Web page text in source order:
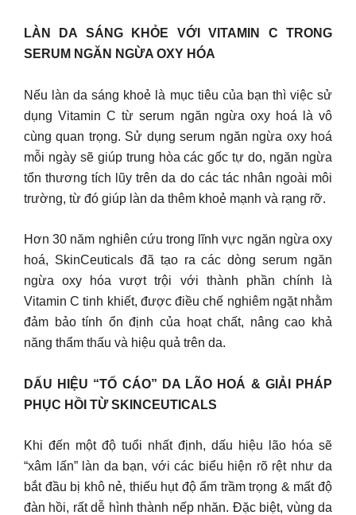
LÀN DA SÁNG KHỎE VỚI VITAMIN C TRONG
SERUM NGĂN NGỪA OXY HÓA
Nếu làn da sáng khoẻ là mục tiêu của bạn thì việc sử
dụng Vitamin C từ serum ngăn ngừa oxy hoá là vô
cùng quan trọng. Sử dụng serum ngăn ngừa oxy hoá
mỗi ngày sẽ giúp trung hòa các gốc tự do, ngăn ngừa
tổn thương tích lũy trên da do các tác nhân ngoài môi
trường, từ đó giúp làn da thêm khoẻ mạnh và rạng rỡ.
Hơn 30 năm nghiên cứu trong lĩnh vực ngăn ngừa oxy
hoá, SkinCeuticals đã tạo ra các dòng serum ngăn
ngừa oxy hóa vượt trội với thành phần chính là
Vitamin C tinh khiết, được điều chế nghiêm ngặt nhằm
đảm bảo tính ổn định của hoạt chất, nâng cao khả
năng thẩm thấu và hiệu quả trên da.
DẤU HIỆU “TỐ CÁO” DA LÃO HOÁ & GIẢI PHÁP
PHỤC HỒI TỪ SKINCEUTICALS
Khi đến một độ tuổi nhất định, dấu hiệu lão hóa sẽ
“xâm lấn” làn da bạn, với các biểu hiện rõ rệt như da
bắt đầu bị khô nẻ, thiếu hụt độ ẩm trầm trọng & mất độ
đàn hồi, rất dễ hình thành nếp nhăn. Đặc biệt, vùng da